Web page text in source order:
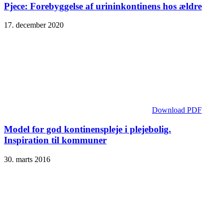
Pjece: Forebyggelse af urininkontinens hos ældre
17. december 2020
Download PDF
Model for god kontinenspleje i plejebolig.
Inspiration til kommuner
30. marts 2016